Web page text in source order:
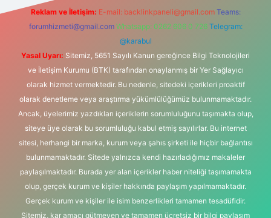
Reklam ve İletişim: E-mail: backlinkpaneli@gmail.com Teams:
forumhizmeti@gmail.com Whatsapp: 0262 606 0 726 Telegram:
@karabul
Yasal Uyarı: Sitemiz, 5651 Sayılı Kanun gereğince Bilgi Teknolojileri
ve İletişim Kurumu (BTK) tarafından onaylanmış bir Yer Sağlayıcı
olarak hizmet vermektedir. Bu nedenle, sitedeki içerikleri proaktif
olarak denetleme veya araştırma yükümlülüğümüz bulunmamaktadır.
Ancak, üyelerimiz yazdıkları içeriklerin sorumluluğunu taşımakta olup,
siteye üye olarak bu sorumluluğu kabul etmiş sayılırlar. Bu internet
sitesi, herhangi bir marka, kurum veya şahıs şirketi ile hiçbir bağlantısı
bulunmamaktadır. Sitede yalnızca kendi hazırladığımız makaleler
paylaşılmaktadır. Burada yer alan içerikler haber niteliği taşımamakta
olup, gerçek kurum ve kişiler hakkında paylaşım yapılmamaktadır.
Gerçek kurum ve kişiler ile isim benzerlikleri tamamen tesadüfidir.
Sitemiz, kar amacı gütmeyen ve tamamen ücretsiz bir bilgi paylaşım